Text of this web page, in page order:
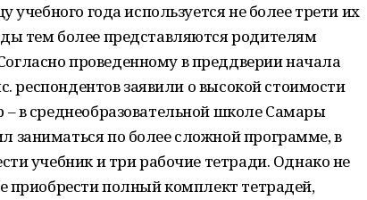
года используется не более трети их
тем более представляются родителям
проведенному в преддверии начала
респондентов заявили о высокой стоимости
в среднеобразовательной школе Самары
заниматься по более сложной программе, в
учебник и три рабочие тетради. Однако не
приобрести полный комплект тетрадей,